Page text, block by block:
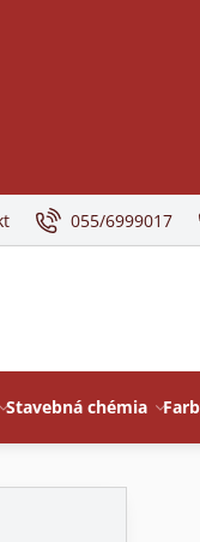
055/6999017
Stavebná chémia